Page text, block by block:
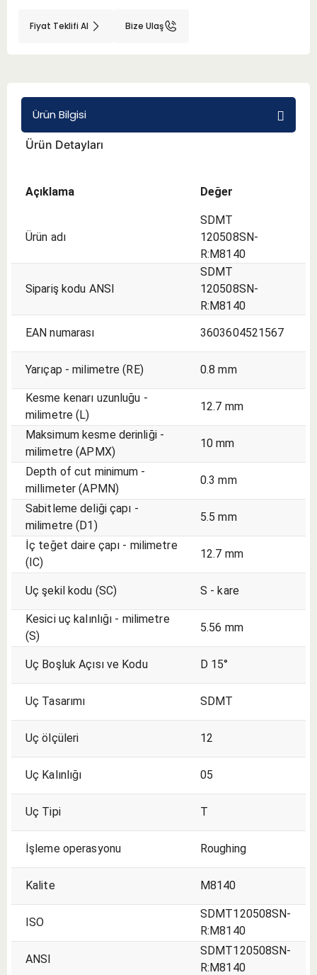
BMT 65
Fiyat Teklifi Al Bize Ulaş
Ürün Bilgisi
Ürün Detayları
Açıklama Değer
Ürün adı
SDMT
120508SN-
R:M8140
Sipariş kodu ANSI
SDMT
120508SN-
R:M8140
EAN numarası
3603604521567
Yarıçap - milimetre (RE) 0.8 mm
Kesme kenarı uzunluğu -
milimetre (L)
12.7 mm
Maksimum kesme derinliği -
milimetre (APMX)
10 mm
Depth of cut minimum -
millimeter (APMN)
0.3 mm
Sabitleme deliği çapı -
milimetre (D1)
5.5 mm
İç teğet daire çapı - milimetre
(IC)
12.7 mm
Uç şekil kodu (SC) S - kare
Kesici uç kalınlığı - milimetre
(S)
5.56 mm
Uç Boşluk Açısı ve Kodu D 15°
Uç Tasarımı SDMT
Uç ölçüleri 12
Uç Kalınlığı 05
Uç Tipi T
İşleme operasyonu Roughing
Kalite M8140
ISO
SDMT120508SN-
R:M8140
ANSI
SDMT120508SN-
R:M8140